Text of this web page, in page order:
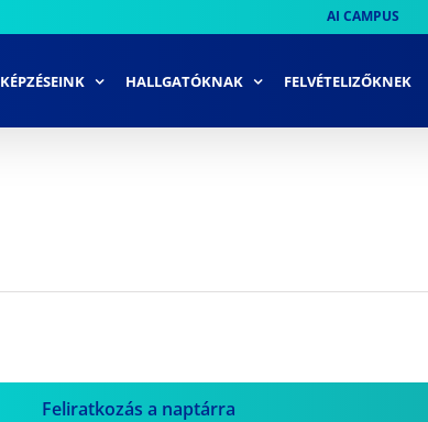
AI CAMPUS
KÉPZÉSEINK HALLGATÓKNAK FELVÉTELIZŐKNEK
Feliratkozás a naptárra